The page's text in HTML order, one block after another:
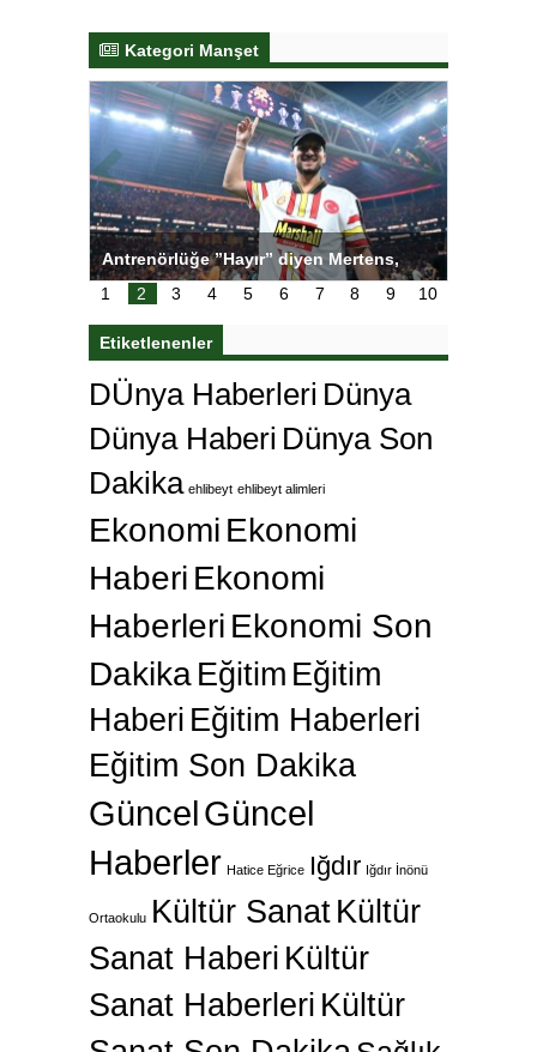
Kategori Manşet
Salihli Sporcuları Kuraş’ta Gururlandırdı
1 2 3 4 5 6 7 8 9 10
Etiketlenenler
DÜnya Haberleri Dünya
Dünya Haberi Dünya Son
Dakika ehlibeyt ehlibeyt alimleri
Ekonomi Ekonomi
Haberi Ekonomi
Haberleri Ekonomi Son
Dakika Eğitim Eğitim
Haberi Eğitim Haberleri
Eğitim Son Dakika
GüncelGüncel
Haberler Hatice Eğrice Iğdır Iğdır İnönü
Ortaokulu Kültür SanatKültür
Sanat Haberi Kültür
Sanat Haberleri Kültür